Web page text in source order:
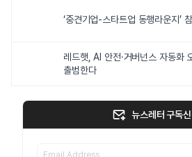
‘중견기업-스타트업 동행라운지’
레드햇, AI 안전·거버넌스 자동화
출범한다
뉴스레터 구독